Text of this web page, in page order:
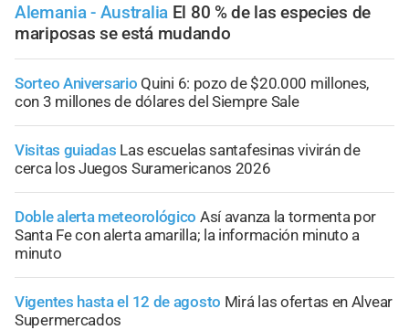
Alemania - Australia El 80 % de las especies de
mariposas se está mudando
Sorteo Aniversario Quini 6: pozo de $20.000 millones,
con 3 millones de dólares del Siempre Sale
Visitas guiadas Las escuelas santafesinas vivirán de
cerca los Juegos Suramericanos 2026
Doble alerta meteorológico Así avanza la tormenta por
Santa Fe con alerta amarilla; la información minuto a
minuto
Vigentes hasta el 12 de agosto Mirá las ofertas en Alvear
Supermercados